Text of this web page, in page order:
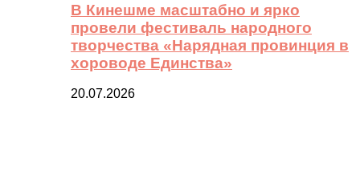
В Кинешме масштабно и ярко
провели фестиваль народного
творчества «Нарядная провинция в
хороводе Единства»
20.07.2026